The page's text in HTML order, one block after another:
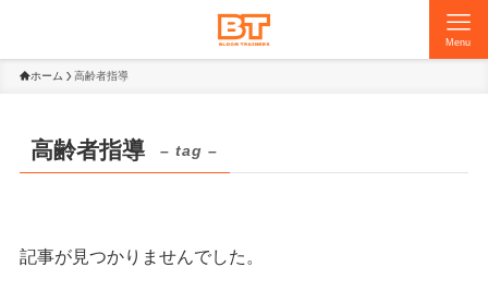
Menu
ホーム 高齢者指導
高齢者指導 – tag –
記事が見つかりませんでした。